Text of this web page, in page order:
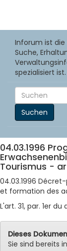
Inforum ist
Suche,
spezialisiert ist.
Suchen
04.03.1996
Tourismus -
04.03.1996
et formation des
L'art. 31, par. 1er
Dieses
Sie sind bereits